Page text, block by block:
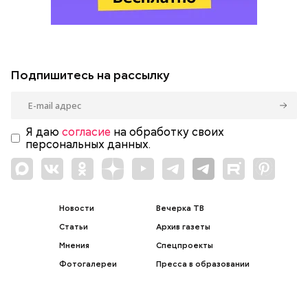
Подпишитесь на рассылку
Я даю согласие на обработку своих
персональных данных.
Новости
Статьи
Мнения
Фотогалереи
Вечерка ТВ
Архив газеты
Спецпроекты
Пресса в образовании